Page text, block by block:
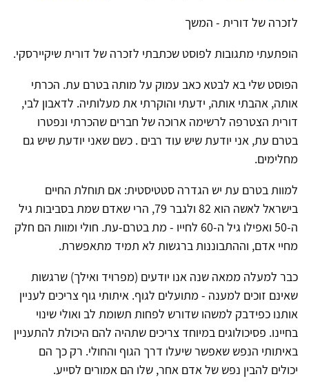
לזכרה של דורית - המשך
הופתעתי מתגובות לפוסט שכתבתי לזכרה של דורית שיקיירסקי.
הפוסט שלי בא לבטא כאב עמוק על מותה בטרם עת. הכרתי
אותה, אהבתי אותה, ידעתי והוקרתי את מעלותיה. לדאבון לבי,
דורית הצטרפה לרשימה ארוכה של חברים שהכרתי ונפטרו
בטרם עת, אני יודעת שיש עוד רבים . כשם שאני יודעת שיש גם
מחלימים.
למוות בטרם עת יש הגדרה סטטיסטית: אם תוחלת החיים
בישראל לאשה הוא 82 ולגבר 79, הרי שאדם שמת בסביבות גיל
ה-50 ואפילו גיל ה-60 לחייו - מת בטרם-עת. חולי ומוות הם חלק
מחיי אדם, וההתבוננות ברגשות לא תמיד מתאפשרת.
כבר למעלה ממאה שנה אנו יודעים (מפרויד ואילך) שרגשות
שאינם זוכים למענה - מתועלים לגוף. איתותי גוף צריכים לעניין
אותנו כפידבק למשהו שדורש לפחות תשומת לב ואולי שינוי
בחיינו. פסיכולוגים במיוחד צריכים שתהיה להם היכולת להתעניין
באיתותי הנפש שאפשר שיעלו דרך הגוף והחולי. רק כך הם
יכולים להבין נפש של אדם אחר, שלו הם אמורים לסייע.